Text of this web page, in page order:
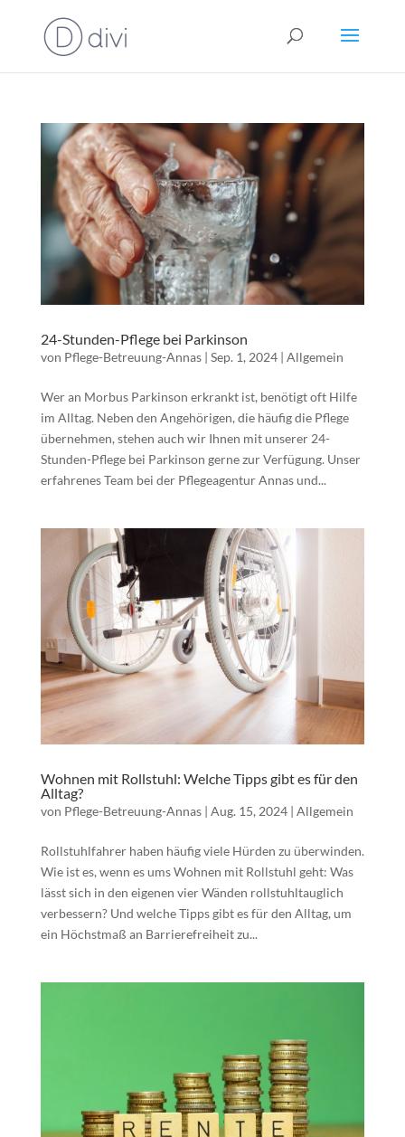
24-Stunden-Pflege bei Parkinson
von Pflege-Betreuung-Annas| Sep. 1, 2024| Allgemein
Wer an Morbus Parkinson erkrankt ist, benötigt oft Hilfe
im Alltag. Neben den Angehörigen, die häufig die Pflege
übernehmen, stehen auch wir Ihnen mit unserer 24-
Stunden-Pflege bei Parkinson gerne zur Verfügung. Unser
erfahrenes Team bei der Pflegeagentur Annas und...
Wohnen mit Rollstuhl: Welche Tipps gibt es für den
Alltag?
von Pflege-Betreuung-Annas| Aug. 15, 2024| Allgemein
Rollstuhlfahrer haben häufig viele Hürden zu überwinden.
Wie ist es, wenn es ums Wohnen mit Rollstuhl geht: Was
lässt sich in den eigenen vier Wänden rollstuhltauglich
verbessern? Und welche Tipps gibt es für den Alltag, um
ein Höchstmaß an Barrierefreiheit zu...